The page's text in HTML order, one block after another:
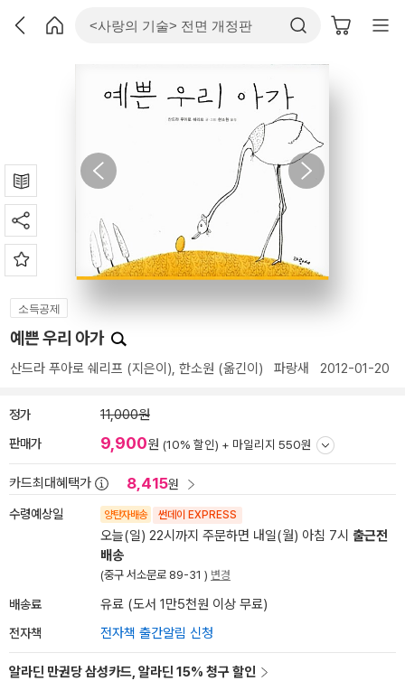
소득공제
예쁜 우리 아가
산드라 푸아로 쉐리프 (지은이), 한소원 (옮긴이) 파랑새 2012-01-20
정가 11,000원
판매가 9,900원 (10% 할인) + 마일리지 550원
카드최대혜택가 8,415원
수령예상일 양탄자배송 썬데이 EXPRESS
오늘(일) 22시까지 주문하면 내일(월) 아침 7시 출근전
배송
(중구 서소문로 89-31 ) 변경
배송료 유료 (도서 1만5천원 이상 무료)
전자책 전자책 출간알림 신청
알라딘 만권당 삼성카드, 알라딘 15% 청구 할인